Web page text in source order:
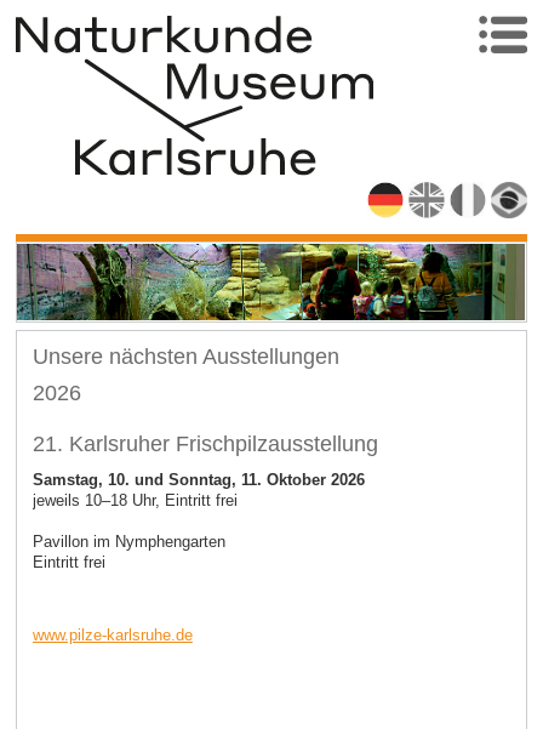
Unsere nächsten Ausstellungen
2026
21. Karlsruher Frischpilzausstellung
Samstag, 10. und Sonntag, 11. Oktober 2026
jeweils 10–18 Uhr, Eintritt frei
Pavillon im Nymphengarten
Eintritt frei
www.pilze-karlsruhe.de